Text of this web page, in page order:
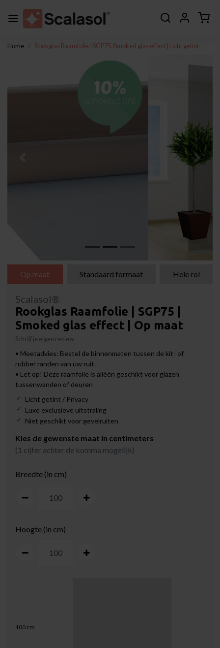
Home Rookglas Raamfolie | SGP75 |Smoked glas effect | Licht getint
Op maat Standaard formaat Hele rol
Scalasol®
Rookglas Raamfolie | SGP75 |
Smoked glas effect | Op maat
Schrijf je eigen review
• Meetadvies: Bestel de binnenmaten tussen de kit- of
rubber randen van uw ruit.
• Let op! Deze raamfolie is alléén geschikt voor glazen
tussenwanden of deuren
Licht getint / Privacy
Luxe exclusieve uitstraling
Niet geschikt voor gevelruiten
Kies de gewenste maat in centimeters
(1 cijfer achter de komma mogelijk)
Breedte (in cm)
Hoogte (in cm)
100 cm